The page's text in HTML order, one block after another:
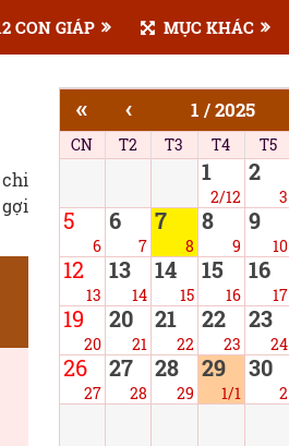
CON GIÁP MỤC KHÁC
« ‹ 1 / 2025
CN T2 T3 T4 T5
1
2/12
2
3
5
6
6
7
7
8
8
9
9
10
12
13
13
14
14
15
15
16
16
17
19
20
20
21
21
22
22
23
23
24
26
27
27
28
28
29
29
1/1
30
2